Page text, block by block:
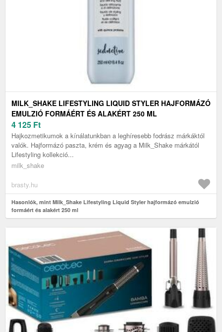
MILK_SHAKE LIFESTYLING LIQUID STYLER HAJFORMÁZÓ
EMULZIÓ FORMÁÉRT ÉS ALAKÉRT 250 ML
4 125 Ft
Hajkozmetikumok a kínálatunkban a leghíresebb fodrász márkáktól
valók. Hajformázó paszta, krém és agyag a Milk_Shake márkától
Lifestyling kollekció...
milk_shake
brasty.hu
Hasonlók, mint Milk_Shake Lifestyling Liquid Styler hajformázó emulzió
formáért és alakért 250 ml